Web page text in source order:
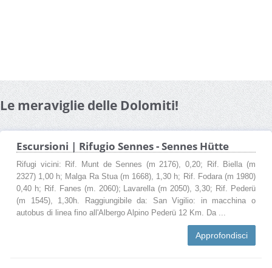
Le meraviglie delle Dolomiti!
Escursioni | Rifugio Sennes - Sennes Hütte
Rifugi vicini: Rif. Munt de Sennes (m 2176), 0,20; Rif. Biella (m
2327) 1,00 h; Malga Ra Stua (m 1668), 1,30 h; Rif. Fodara (m 1980)
0,40 h; Rif. Fanes (m. 2060); Lavarella (m 2050), 3,30; Rif. Pederü
(m 1545), 1,30h. Raggiungibile da: San Vigilio: in macchina o
autobus di linea fino all'Albergo Alpino Pederü 12 Km. Da ...
Approfondisci